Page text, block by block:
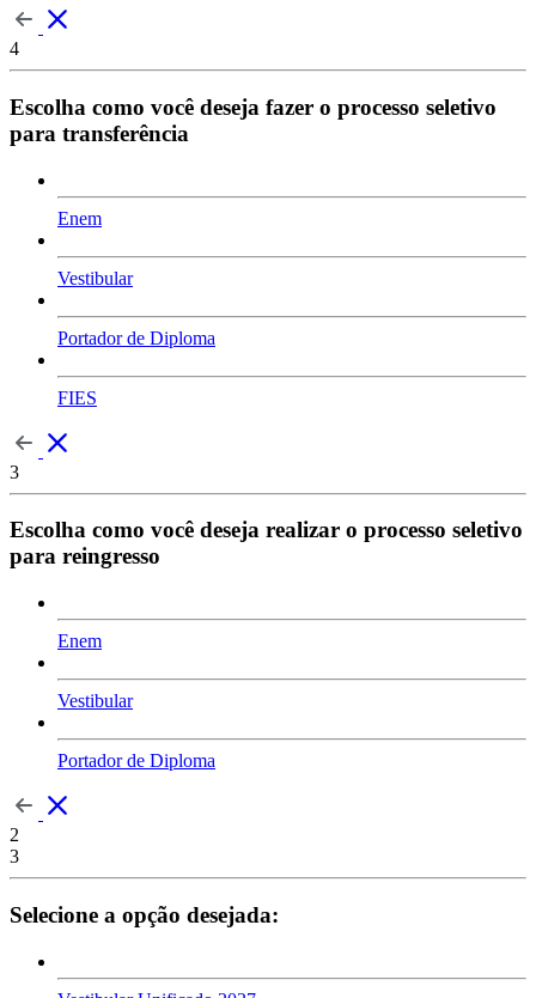
4
Escolha como você deseja fazer o processo seletivo
para transferência
Enem
Vestibular
Portador de Diploma
FIES
3
Escolha como você deseja realizar o processo seletivo
para reingresso
Enem
Vestibular
Portador de Diploma
2
3
Selecione a opção desejada: